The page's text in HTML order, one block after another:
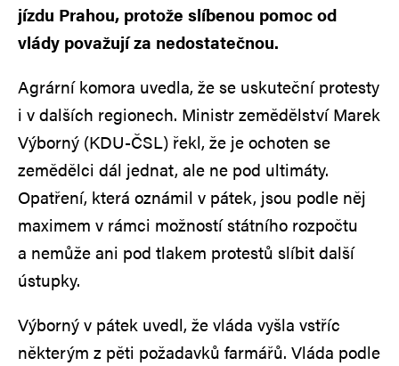
jízdu Prahou, protože slíbenou pomoc od
vlády považují za nedostatečnou.
Agrární komora uvedla, že se uskuteční protesty
i v dalších regionech. Ministr zemědělství Marek
Výborný (KDU-ČSL) řekl, že je ochoten se
zemědělci dál jednat, ale ne pod ultimáty.
Opatření, která oznámil v pátek, jsou podle něj
maximem v rámci možností státního rozpočtu
a nemůže ani pod tlakem protestů slíbit další
ústupky.
Výborný v pátek uvedl, že vláda vyšla vstříc
některým z pěti požadavků farmářů. Vláda podle